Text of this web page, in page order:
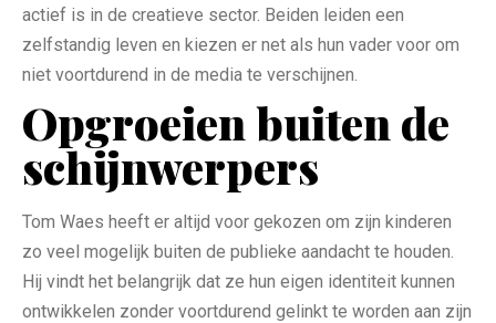
actief is in de creatieve sector. Beiden leiden een
zelfstandig leven en kiezen er net als hun vader voor om
niet voortdurend in de media te verschijnen.
Opgroeien buiten de
schijnwerpers
Tom Waes heeft er altijd voor gekozen om zijn kinderen
zo veel mogelijk buiten de publieke aandacht te houden.
Hij vindt het belangrijk dat ze hun eigen identiteit kunnen
ontwikkelen zonder voortdurend gelinkt te worden aan zijn